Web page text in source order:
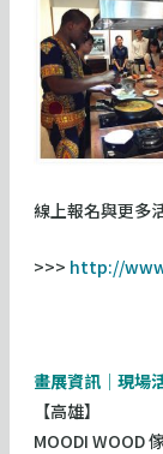
線上報名與更多
>>> http://
畫展資訊│現場
【高雄】
MOODI WOOD